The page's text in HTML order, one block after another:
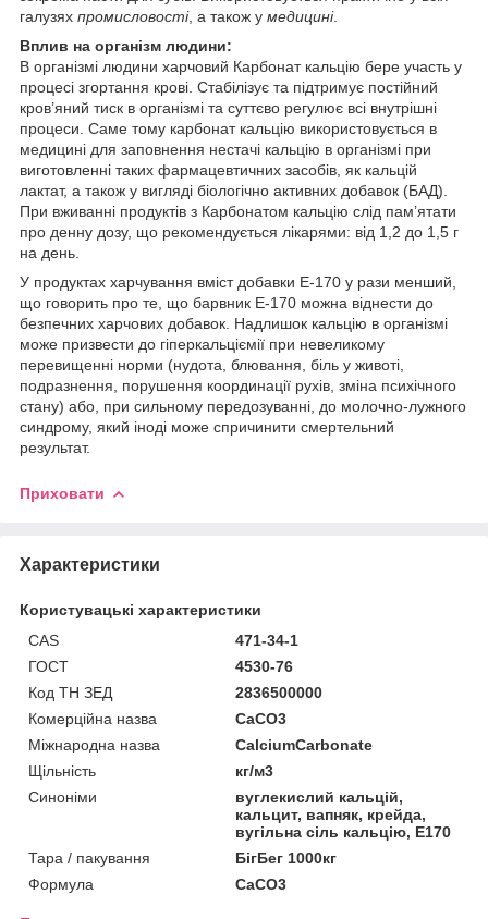
галузях промисловості, а також у медицині.
Вплив на організм людини:
В організмі людини харчовий Карбонат кальцію бере участь у
процесі згортання крові. Стабілізує та підтримує постійний
кров’яний тиск в організмі та суттєво регулює всі внутрішні
процеси. Саме тому карбонат кальцію використовується в
медицині для заповнення нестачі кальцію в організмі при
виготовленні таких фармацевтичних засобів, як кальцій
лактат, а також у вигляді біологічно активних добавок (БАД).
При вживанні продуктів з Карбонатом кальцію слід пам’ятати
про денну дозу, що рекомендується лікарями: від 1,2 до 1,5 г
на день.
У продуктах харчування вміст добавки Е-170 у рази менший,
що говорить про те, що барвник Е-170 можна віднести до
безпечних харчових добавок. Надлишок кальцію в організмі
може призвести до гіперкальціємії при невеликому
перевищенні норми (нудота, блювання, біль у животі,
подразнення, порушення координації рухів, зміна психічного
стану) або, при сильному передозуванні, до молочно-лужного
синдрому, який іноді може спричинити смертельний
результат.
Приховати
Характеристики
Користувацькі характеристики
CAS
471-34-1
ГОСТ
4530-76
Код ТН ЗЕД
2836500000
Комерційна назва
CaCO3
Міжнародна назва
CalciumCarbonate
Щільність
кг/м3
Синоніми
вуглекислий кальцій,
кальцит, вапняк, крейда,
вугільна сіль кальцію, Е170
Тара / пакування
БігБег 1000кг
Формула
CaCO3